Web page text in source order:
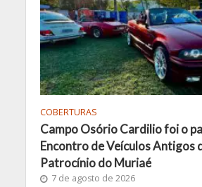
COBERTURAS
Campo Osório Cardilio foi o
Encontro de Veículos Antigos
Patrocínio do Muriaé
7 de agosto de 2026